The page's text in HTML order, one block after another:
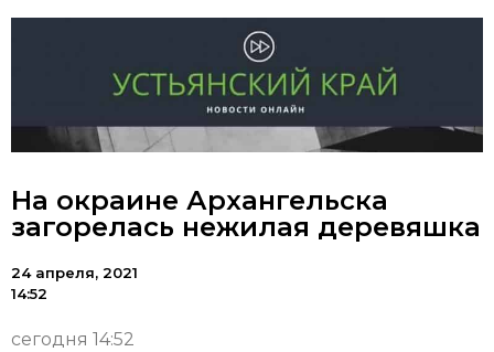
На окраине Архангельска
загорелась нежилая деревяшка
24 апреля, 2021
14:52
сегодня 14:52